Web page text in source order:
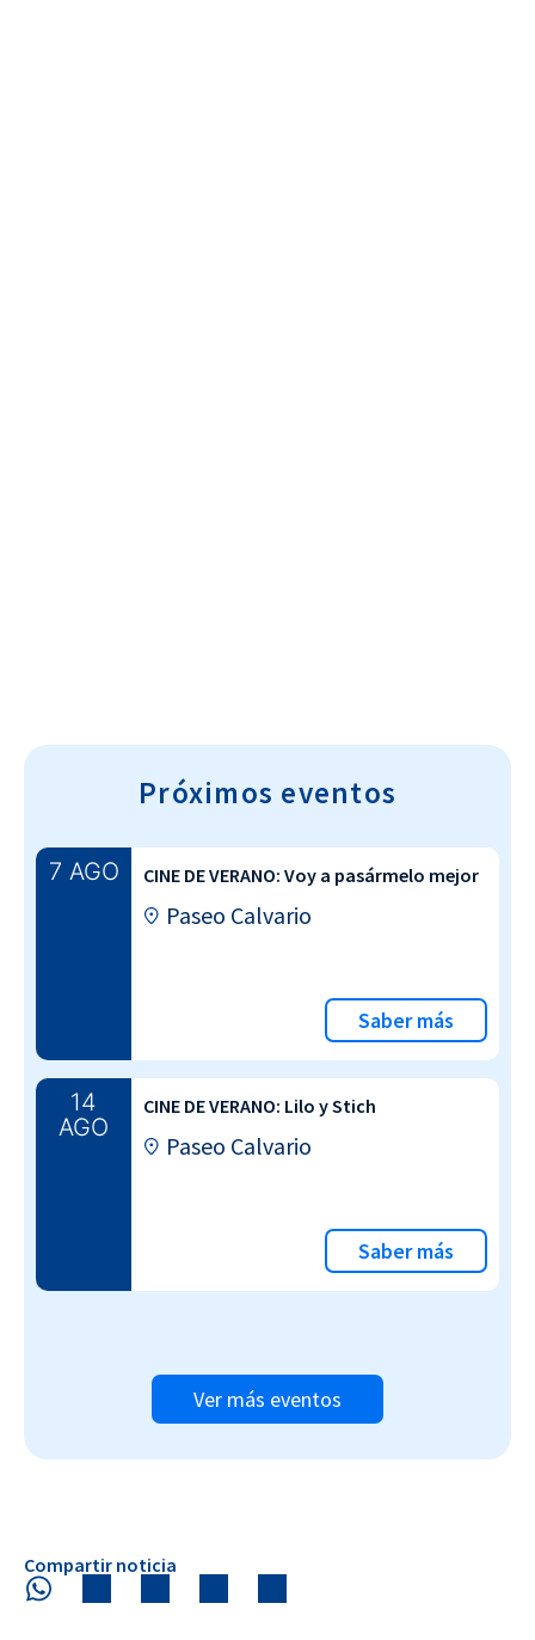
Próximos eventos
7 AGO CINE DE VERANO: Voy a pasármelo mejor
Paseo Calvario
Saber más
14
AGO
CINE DE VERANO: Lilo y Stich
Paseo Calvario
Saber más
Ver más eventos
Compartir noticia